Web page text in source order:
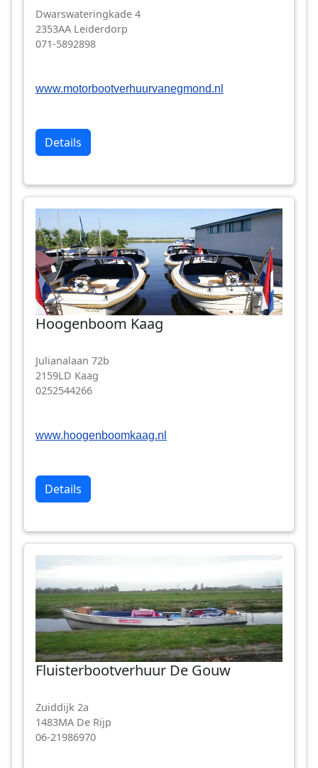
Dwarswateringkade 4
2353AA Leiderdorp
071-5892898
www.motorbootverhuurvanegmond.nl
Details
Hoogenboom Kaag
Julianalaan 72b
2159LD Kaag
0252544266
www.hoogenboomkaag.nl
Details
Fluisterbootverhuur De Gouw
Zuiddijk 2a
1483MA De Rijp
06-21986970